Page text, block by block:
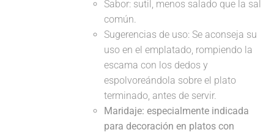
Sabor: sutil, menos salado que la sal
común.
Sugerencias de uso: Se aconseja su
uso en el emplatado, rompiendo la
escama con los dedos y
espolvoreándola sobre el plato
terminado, antes de servir.
Maridaje: especialmente indicada
para decoración en platos con